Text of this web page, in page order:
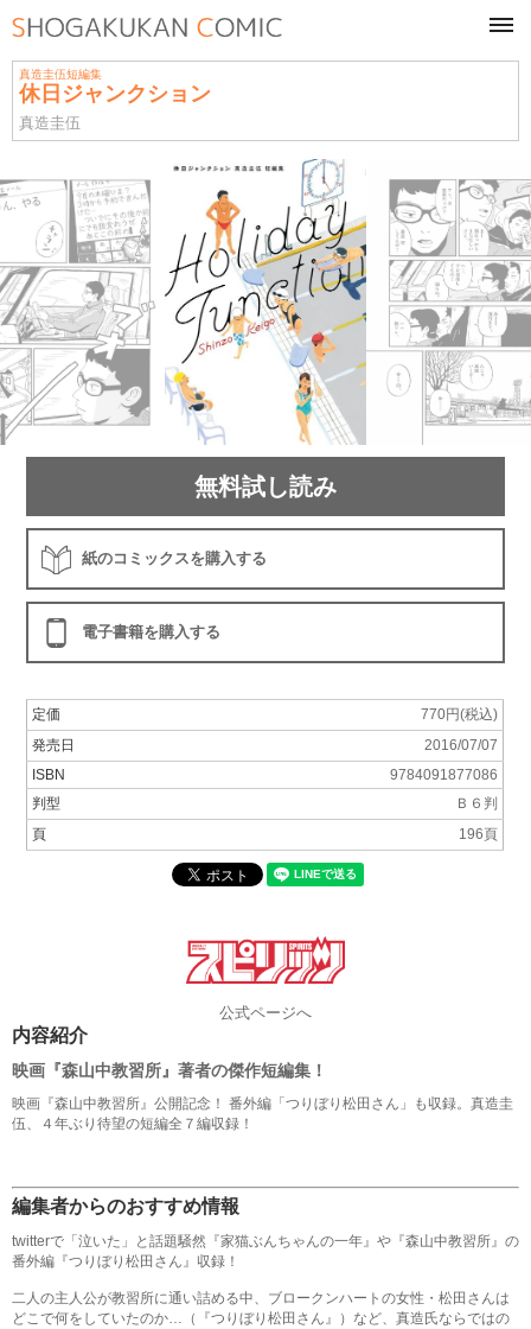
真造圭伍短編集
休日ジャンクション
真造圭伍
無料試し読み
紙のコミックスを購入する
電子書籍を購入する
定価
770円(税込)
発売日
2016/07/07
ISBN
9784091877086
判型
Ｂ６判
頁
196頁
公式ページへ
内容紹介
映画『森山中教習所』著者の傑作短編集！
映画『森山中教習所』公開記念！ 番外編「つりぼり松田さん」も収録。真造圭
伍、４年ぶり待望の短編全７編収録！
編集者からのおすすめ情報
twitterで「泣いた」と話題騒然『家猫ぶんちゃんの一年』や『森山中教習所』の
番外編『つりぼり松田さん』収録！
二人の主人公が教習所に通い詰める中、ブロークンハートの女性・松田さんは
どこで何をしていたのか…（『つりぼり松田さん』）など、真造氏ならではの